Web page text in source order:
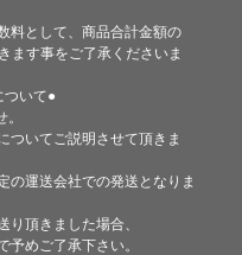
料として、商品合計金額の
ます事をご了承くださいま
ついて●
ついてご説明させて頂きま
の運送会社での発送となりま
り頂きました場合、
予めご了承下さい。